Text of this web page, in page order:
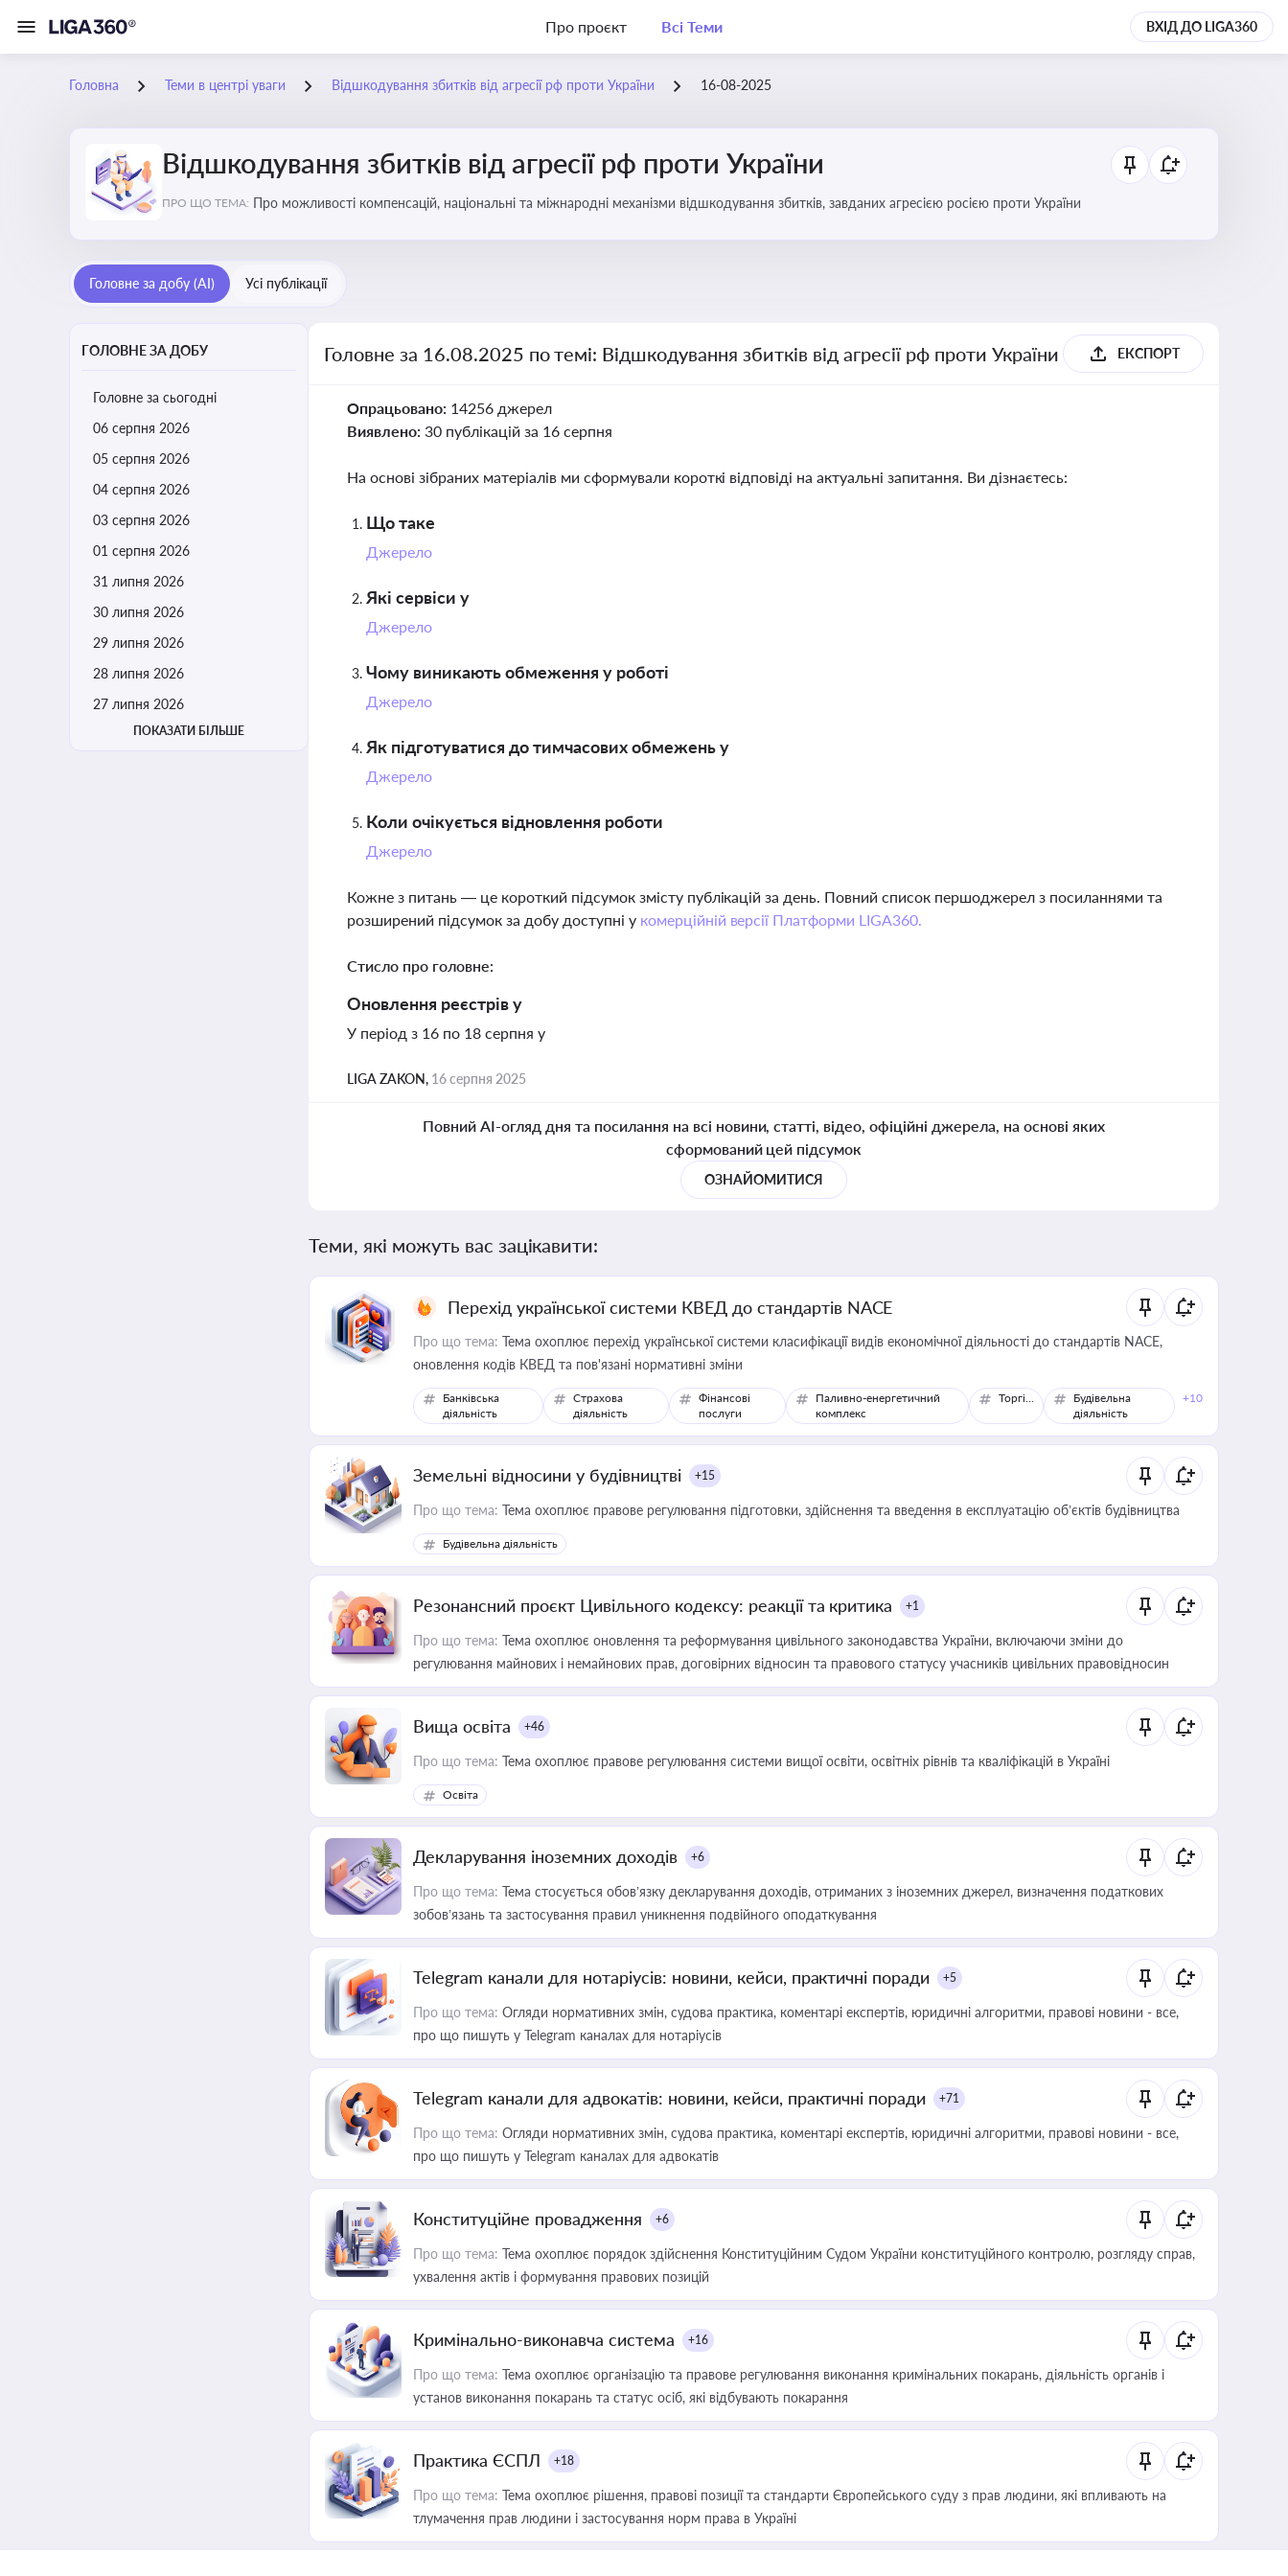
Про проєкт Всі Теми ВХІД ДО LIGA360
Головна Теми в центрі уваги Відшкодування збитків від агресії рф проти України 16-08-2025
Відшкодування збитків від агресії рф проти України
ПРО ЩО ТЕМА: Про можливості компенсацій, національні та міжнародні механізми відшкодування збитків, завданих агресією росією проти України
Головне за добу (AI) Усі публікації
ГОЛОВНЕ ЗА ДОБУ
Головне за сьогодні
06 серпня 2026
05 серпня 2026
04 серпня 2026
03 серпня 2026
01 серпня 2026
31 липня 2026
30 липня 2026
29 липня 2026
28 липня 2026
27 липня 2026
ПОКАЗАТИ БІЛЬШЕ
Головне за 16.08.2025 по темі: Відшкодування збитків від агресії рф проти України ЕКСПОРТ
Опрацьовано: 14256 джерел
Виявлено: 30 публікацій за 16 серпня
На основі зібраних матеріалів ми сформували короткі відповіді на актуальні запитання. Ви дізнаєтесь:
Що таке
Джерело
Які сервіси у
Джерело
Чому виникають обмеження у роботі
Джерело
Як підготуватися до тимчасових обмежень у
Джерело
Коли очікується відновлення роботи
Джерело
Кожне з питань — це короткий підсумок змісту публікацій за день. Повний список першоджерел з посиланнями та
розширений підсумок за добу доступні у комерційній версії Платформи LIGA360.
Стисло про головне:
Оновлення реєстрів у
У період з 16 по 18 серпня у
LIGA ZAKON, 16 серпня 2025
Повний AI-огляд дня та посилання на всі новини, статті, відео, офіційні джерела, на основі яких
сформований цей підсумок
ОЗНАЙОМИТИСЯ
Теми, які можуть вас зацікавити:
Перехід української системи КВЕД до стандартів NACE
Про що тема: Тема охоплює перехід української системи класифікації видів економічної діяльності до стандартів NACE,
оновлення кодів КВЕД та пов'язані нормативні зміни
Банківська
діяльність
Страхова
діяльність
Фінансові
послуги
Паливно-енергетичний
комплекс
Торгівля
Будівельна
діяльність
+10
Земельні відносини у будівництві +15
Про що тема: Тема охоплює правове регулювання підготовки, здійснення та введення в експлуатацію об’єктів будівництва
Будівельна діяльність
Резонансний проєкт Цивільного кодексу: реакції та критика +1
Про що тема: Тема охоплює оновлення та реформування цивільного законодавства України, включаючи зміни до
регулювання майнових і немайнових прав, договірних відносин та правового статусу учасників цивільних правовідносин
Вища освіта +46
Про що тема: Тема охоплює правове регулювання системи вищої освіти, освітніх рівнів та кваліфікацій в Україні
Освіта
Декларування іноземних доходів +6
Про що тема: Тема стосується обов’язку декларування доходів, отриманих з іноземних джерел, визначення податкових
зобов’язань та застосування правил уникнення подвійного оподаткування
Telegram канали для нотаріусів: новини, кейси, практичні поради +5
Про що тема: Огляди нормативних змін, судова практика, коментарі експертів, юридичні алгоритми, правові новини - все,
про що пишуть у Telegram каналах для нотаріусів
Telegram канали для адвокатів: новини, кейси, практичні поради +71
Про що тема: Огляди нормативних змін, судова практика, коментарі експертів, юридичні алгоритми, правові новини - все,
про що пишуть у Telegram каналах для адвокатів
Конституційне провадження +6
Про що тема: Тема охоплює порядок здійснення Конституційним Судом України конституційного контролю, розгляду справ,
ухвалення актів і формування правових позицій
Кримінально-виконавча система +16
Про що тема: Тема охоплює організацію та правове регулювання виконання кримінальних покарань, діяльність органів і
установ виконання покарань та статус осіб, які відбувають покарання
Практика ЄСПЛ +18
Про що тема: Тема охоплює рішення, правові позиції та стандарти Європейського суду з прав людини, які впливають на
тлумачення прав людини і застосування норм права в Україні